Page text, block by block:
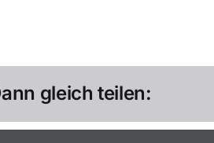
gleich teilen: